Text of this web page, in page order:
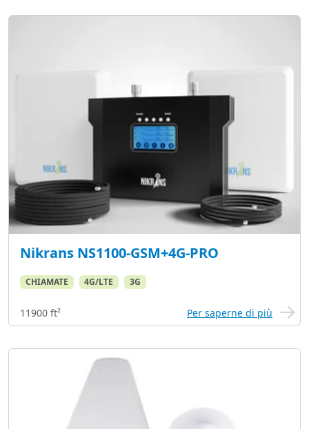
Nikrans NS1100-GSM+4G-PRO
CHIAMATE 4G/LTE 3G
11900 ft² Per saperne di più